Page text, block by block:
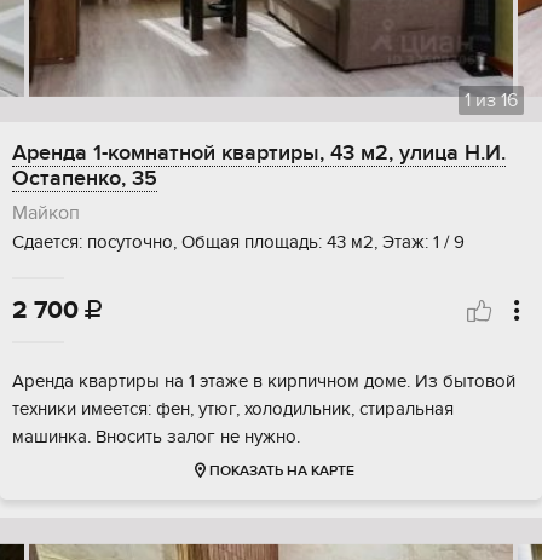
1из16
Аренда 1-комнатной квартиры, 43 м2, улица Н.И.
Остапенко, 35
Майкоп
Сдается: посуточно, Общая площадь: 43 м2, Этаж: 1 / 9
2 700 
Аренда квартиры на 1 этаже в кирпичном доме. Из бытовой
техники имеется: фен, утюг, холодильник, стиральная
машинка. Вносить залог не нужно.
ПОКАЗАТЬ НА КАРТЕ